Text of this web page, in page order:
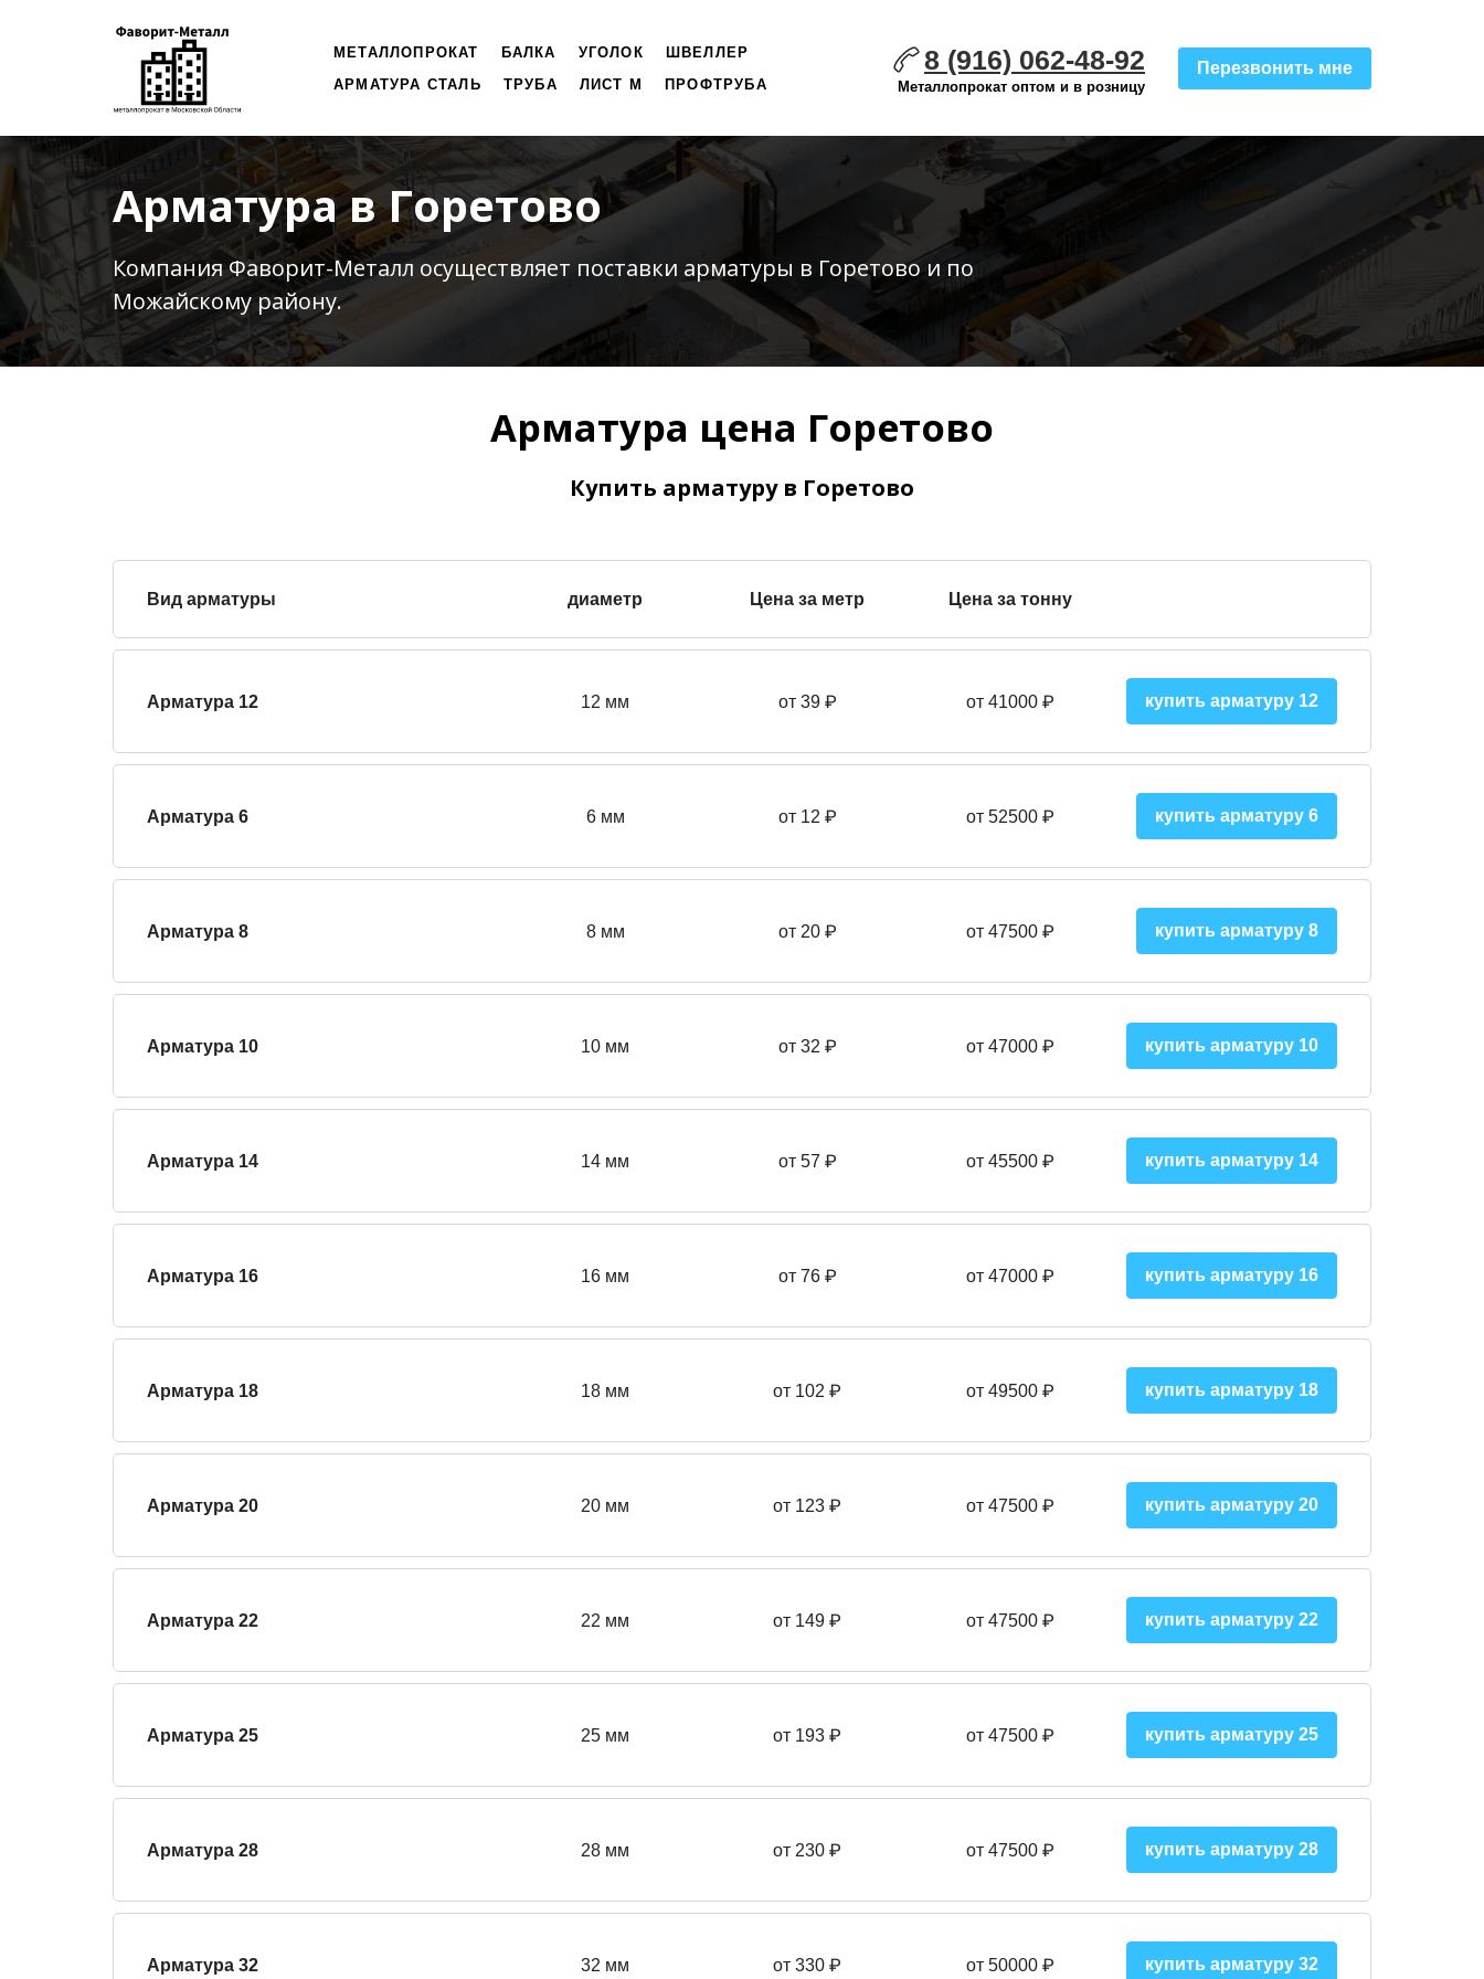
МЕТАЛЛОПРОКАТ БАЛКА УГОЛОК
ШВЕЛЛЕР
АРМАТУРА СТАЛЬ
ТРУБА ЛИСТ М ПРОФТРУБА
8 (916) 062-48-92
Металлопрокат оптом и в розницу
Перезвонить мне
Арматура в Горетово
Компания Фаворит-Металл осуществляет поставки арматуры в Горетово и по
Можайскому району.
Арматура цена Горетово
Купить арматуру в Горетово
Вид арматуры диаметр Цена за метр Цена за тонну
Арматура 12 12 мм от 39₽ от 41000₽ купить арматуру 12
Арматура 6 6 мм от 12 ₽ от 52500₽ купить арматуру 6
Арматура 8 8 мм от 20 ₽ от 47500₽ купить арматуру 8
Арматура 10 10 мм от 32 ₽ от 47000₽ купить арматуру 10
Арматура 14 14 мм от 57 ₽ от 45500₽ купить арматуру 14
Арматура 16 16 мм от 76 ₽ от 47000 ₽ купить арматуру 16
Арматура 18 18 мм от 102 ₽ от 49500 ₽ купить арматуру 18
Арматура 20 20 мм от 123 ₽ от 47500 ₽ купить арматуру 20
Арматура 22 22 мм от 149 ₽ от 47500 ₽ купить арматуру 22
Арматура 25 25 мм от 193 ₽ от 47500₽ купить арматуру 25
Арматура 28 28 мм от 230 ₽ от 47500₽ купить арматуру 28
Арматура 32 32 мм от 330 ₽ от 50000₽ купить арматуру 32